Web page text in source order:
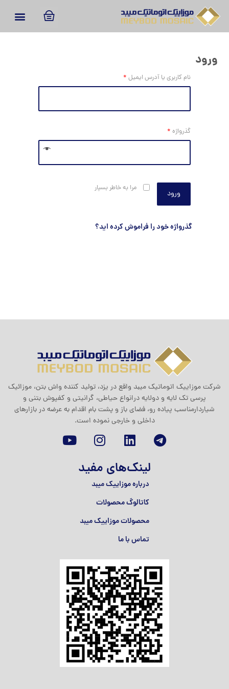
ورود
نام کاربری یا آدرس ایمیل *
گذرواژه *
مرا به خاطر بسپار
ورود
گذرواژه خود را فراموش کرده اید؟
شرکت موزاييک اتوماتيک ميبد واقع در یزد، تولید کننده واش بتن، موزائیک
پرسی تک لایه و دولایه درانواع حیاطی، گرانیتی و کفپوش بتنی و
شیاردارمناسب پیاده رو، فضای باز و پشت بام اقدام به عرضه در بازارهای
داخلی و خارجی نموده است.
لینک‌های مفید
درباره موزاییک میبد
کاتالوگ محصولات
محصولات موزاییک میبد
تماس با ما